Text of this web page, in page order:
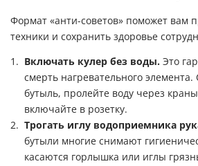
Формат «анти-советов» поможет вам
техники и сохранить здоровье
Включать кулер без воды. Это
смерть нагревательного элемента.
бутыль, пролейте воду через
включайте в розетку.
Трогать иглу водоприемника
бутыли многие снимают
касаются горлышка или иглы